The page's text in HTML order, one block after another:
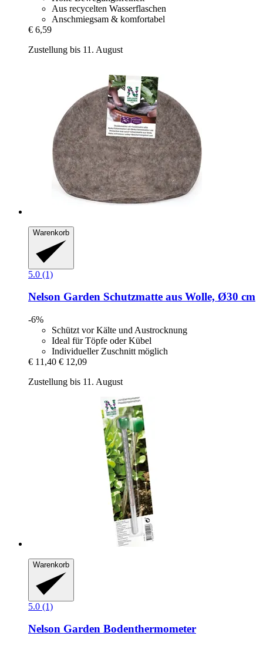
Aus recycelten Wasserflaschen
Anschmiegsam & komfortabel
€ 6,59
Zustellung bis 11. August
Warenkorb
5.0 (1)
Nelson Garden Schutzmatte aus Wolle, Ø30 cm
-6%
Schützt vor Kälte und Austrocknung
Ideal für Töpfe oder Kübel
Individueller Zuschnitt möglich
€ 11,40 € 12,09
Zustellung bis 11. August
Warenkorb
5.0 (1)
Nelson Garden Bodenthermometer